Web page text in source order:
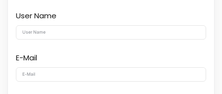
User Name
E-Mail
Lost your password?